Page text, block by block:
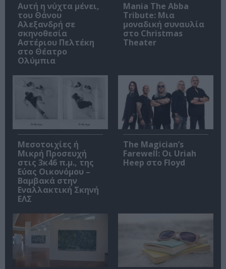
Αυτή η νύχτα μένει,
του Θάνου
Αλεξανδρή σε
σκηνοθεσία
Αστέριου Πελτέκη
στο Θέατρο
Ολύμπια
Mania The Abba
Tribute: Μια
μοναδική συναυλία
στο Christmas
Theater
Μεσοτοιχίες ή
Μικρή Προσευχή
στις 3κ46 π.μ., της
Εύας Οικονόμου –
Βαμβακά στην
Εναλλακτική Σκηνή
ΕΛΣ
The Magician’s
Farewell: Οι Uriah
Heep στο Floyd